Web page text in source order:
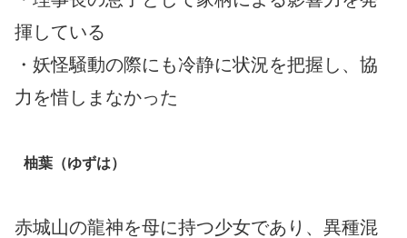
揮している
・妖怪騒動の際にも冷静に状況を把握し、協
力を惜しまなかった
柚葉（ゆずは）
赤城山の龍神を母に持つ少女であり、異種混